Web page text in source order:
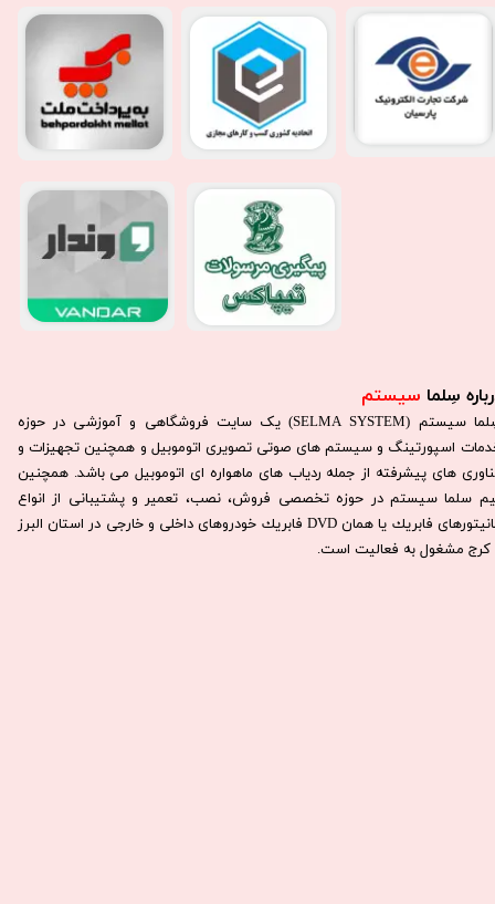
سِلما سیستم​​​​​​​
سِلما سيستم (SELMA SYSTEM) یک سایت فروشگاهی و آموزشی در حوزه
اسپورتینگ و سیستم های صوتی تصویری اتوموبیل و همچنین تجهیزات و
های پیشرفته از جمله ردیاب های ماهواره ای اتوموبیل می باشد. همچنين
سلما سيستم در حوزه تخصصی فروش، نصب، تعمير و پشتيبانی از انواع
مانيتورهای فابريك يا همان DVD فابريك خودروهای داخلی و خارجی در استان البرز
كرج مشغول به فعاليت است.​​​​​​​